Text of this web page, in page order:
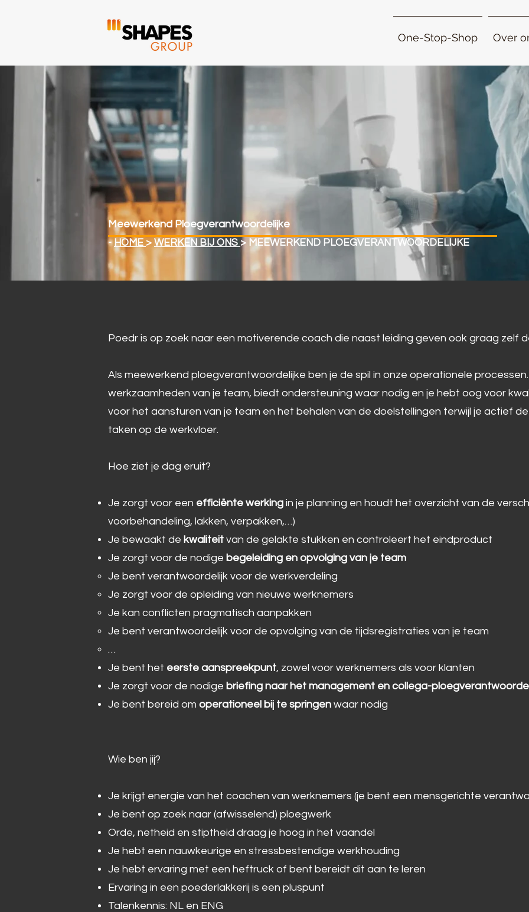
One-Stop-Shop Over
Meewerkend Ploegverantwoordelijke
-HOME > WERKEN BIJ ONS > MEEWERKEND PLOEGVERANTWOORDELIJKE
Poedr is op zoek naar een motiverende coach die naast leiding geven ook graag zelf
Als meewerkend ploegverantwoordelijke ben je de spil in onze operationele
werkzaamheden van je team, biedt ondersteuning waar nodig en je hebt oog voor
voor het aansturen van je team en het behalen van de doelstellingen terwijl je actief
taken op de werkvloer.
Hoe ziet je dag eruit?
Je zorgt voor een efficiënte werking in je planning en houdt het overzicht van de
voorbehandeling, lakken, verpakken,…)
Je bewaakt de kwaliteit van de gelakte stukken en controleert het eindproduct
Je zorgt voor de nodige begeleiding en opvolging van je team
Je bent verantwoordelijk voor de werkverdeling
Je zorgt voor de opleiding van nieuwe werknemers
Je kan conflicten pragmatisch aanpakken
Je bent verantwoordelijk voor de opvolging van de tijdsregistraties van je team
…
Je bent het eerste aanspreekpunt, zowel voor werknemers als voor klanten
Je zorgt voor de nodige briefing naar het management en collega-
Je bent bereid om operationeel bij te springen waar nodig
Wie ben jij?
Je krijgt energie van het coachen van werknemers (je bent een mensgerichte
Je bent op zoek naar (afwisselend) ploegwerk
Orde, netheid en stiptheid draag je hoog in het vaandel
Je hebt een nauwkeurige en stressbestendige werkhouding
Je hebt ervaring met een heftruck of bent bereidt dit aan te leren
Ervaring in een poederlakkerij is een pluspunt
Talenkennis: NL en ENG